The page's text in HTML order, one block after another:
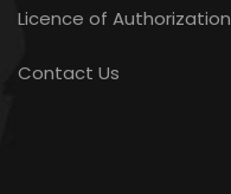
Licence of Authorization
Contact Us